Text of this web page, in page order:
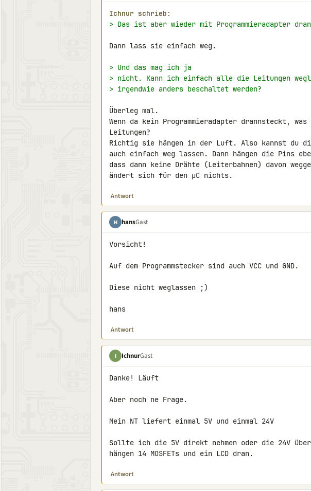
Ichnur schrieb:
> Das ist aber wieder mit Programmieradapter
Dann lass sie einfach weg.
> Und das mag ich ja
> nicht. Kann ich einfach alle die Leitungen
> irgendwie anders beschaltet werden?
Überleg mal.
Wenn da kein Programmieradapter drannsteckt, was
Leitungen?
Richtig sie hängen in der Luft. Also kannst du
auch einfach weg lassen. Dann hängen die Pins
dass dann keine Drähte (Leiterbahnen) davon
ändert sich für den µC nichts.
Antwort
H hansGast
Vorsicht!
Auf dem Programmstecker sind auch VCC und GND.
Diese nicht weglassen ;)
hans
Antwort
I IchnurGast
Danke! Läuft
Aber noch ne Frage.
Mein NT liefert einmal 5V und einmal 24V
Sollte ich die 5V direkt nehmen oder die 24V über
hängen 14 MOSFETs und ein LCD dran.
Antwort